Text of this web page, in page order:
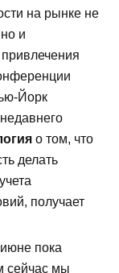
на рынке не
и
Йорк
о том, что
делать
получает
пока
сейчас мы